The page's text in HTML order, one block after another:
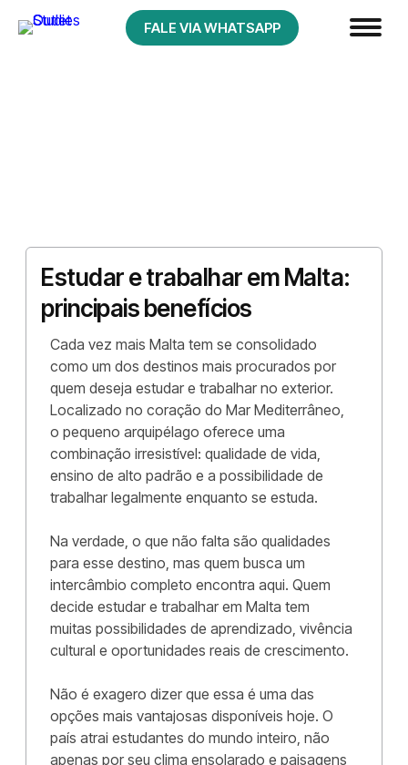
FALE VIA WHATSAPP
Estudar e trabalhar em Malta:
principais benefícios
Cada vez mais Malta tem se consolidado
como um dos destinos mais procurados por
quem deseja estudar e trabalhar no exterior.
Localizado no coração do Mar Mediterrâneo,
o pequeno arquipélago oferece uma
combinação irresistível: qualidade de vida,
ensino de alto padrão e a possibilidade de
trabalhar legalmente enquanto se estuda.
Na verdade, o que não falta são qualidades
para esse destino, mas quem busca um
intercâmbio completo encontra aqui. Quem
decide estudar e trabalhar em Malta tem
muitas possibilidades de aprendizado, vivência
cultural e oportunidades reais de crescimento.
Não é exagero dizer que essa é uma das
opções mais vantajosas disponíveis hoje. O
país atrai estudantes do mundo inteiro, não
apenas por seu clima ensolarado e paisagens